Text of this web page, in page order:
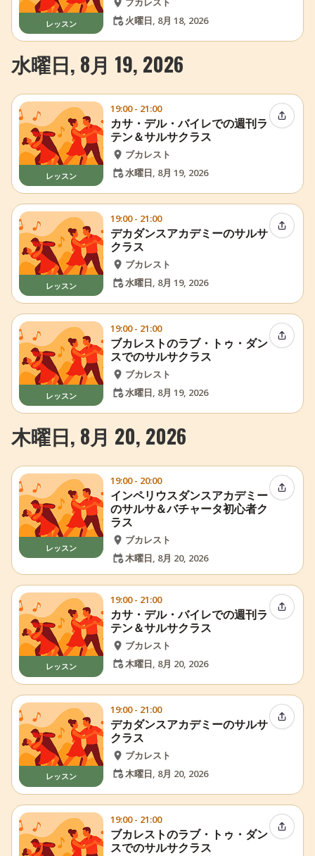
レッスン
火曜日, 8月 18, 2026
水曜日, 8月 19, 2026
レッスン
19:00 - 21:00
カサ・デル・バイレでの週刊ラ
テン＆サルサクラス
ブカレスト
水曜日, 8月 19, 2026
イベン
レッスン
19:00 - 21:00
デカダンスアカデミーのサルサ
クラス
ブカレスト
水曜日, 8月 19, 2026
イベン
レッスン
19:00 - 21:00
ブカレストのラブ・トゥ・ダン
スでのサルサクラス
ブカレスト
水曜日, 8月 19, 2026
イベン
木曜日, 8月 20, 2026
レッスン
19:00 - 20:00
インペリウスダンスアカデミー
のサルサ＆バチャータ初心者ク
ラス
ブカレスト
木曜日, 8月 20, 2026
イベン
レッスン
19:00 - 21:00
カサ・デル・バイレでの週刊ラ
テン＆サルサクラス
ブカレスト
木曜日, 8月 20, 2026
イベン
レッスン
19:00 - 21:00
デカダンスアカデミーのサルサ
クラス
ブカレスト
木曜日, 8月 20, 2026
イベン
19:00 - 21:00
ブカレストのラブ・トゥ・ダン
スでのサルサクラス
イベン